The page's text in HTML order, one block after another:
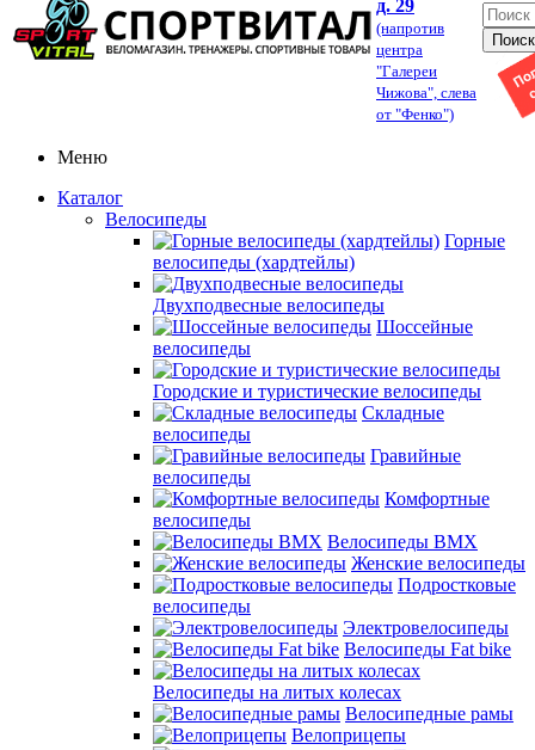
д. 29
(напротив
центра
"Галереи
Чижова", слева
от "Фенко")
Меню
Каталог
Велосипеды
Горные
велосипеды (хардтейлы)
Двухподвесные велосипеды
Шоссейные
велосипеды
Городские и туристические велосипеды
Складные
велосипеды
Гравийные
велосипеды
Комфортные
велосипеды
Велосипеды BMX
Женские велосипеды
Подростковые
велосипеды
Электровелосипеды
Велосипеды Fat bike
Велосипеды на литых колесах
Велосипедные рамы
Велоприцепы